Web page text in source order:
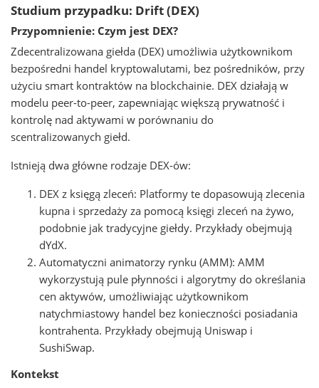
Studium przypadku: Drift (DEX)
Przypomnienie: Czym jest DEX?
Zdecentralizowana giełda (DEX) umożliwia użytkownikom
bezpośredni handel kryptowalutami, bez pośredników, przy
użyciu smart kontraktów na blockchainie. DEX działają w
modelu peer-to-peer, zapewniając większą prywatność i
kontrolę nad aktywami w porównaniu do
scentralizowanych giełd.
Istnieją dwa główne rodzaje DEX-ów:
DEX z księgą zleceń: Platformy te dopasowują zlecenia
kupna i sprzedaży za pomocą księgi zleceń na żywo,
podobnie jak tradycyjne giełdy. Przykłady obejmują
dYdX.
Automatyczni animatorzy rynku (AMM): AMM
wykorzystują pule płynności i algorytmy do określania
cen aktywów, umożliwiając użytkownikom
natychmiastowy handel bez konieczności posiadania
kontrahenta. Przykłady obejmują Uniswap i
SushiSwap.
Kontekst